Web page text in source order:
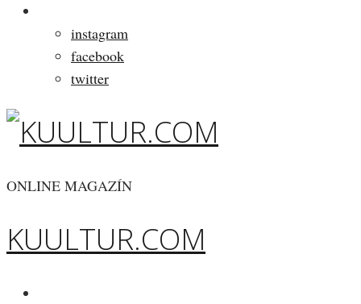
instagram
facebook
twitter
ONLINE MAGAZÍN
KUULTUR.COM